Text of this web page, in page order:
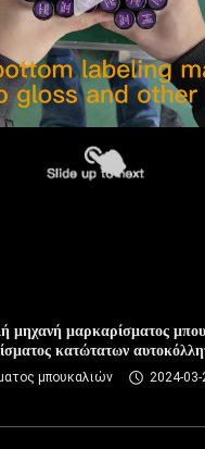
μηχανή μαρκαρίσματος
κατώτατων
μπουκαλιών
2024-03-